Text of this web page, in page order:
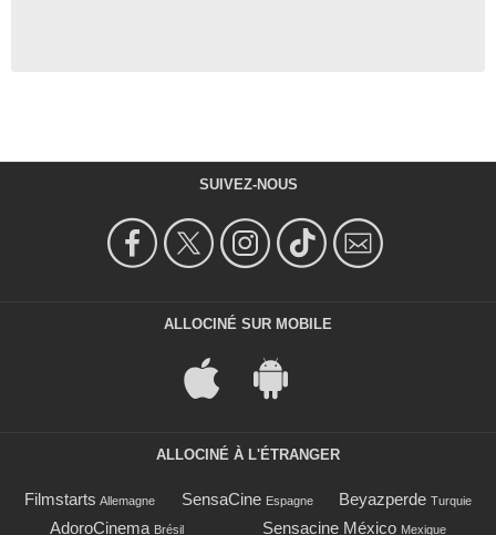
SUIVEZ-NOUS
ALLOCINÉ SUR MOBILE
ALLOCINÉ À L'ÉTRANGER
Filmstarts Allemagne SensaCine Espagne Beyazperde Turquie
AdoroCinema Brésil Sensacine México Mexique